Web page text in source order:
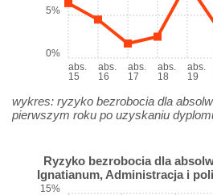
abs.
15
abs.
16
abs.
17
abs.
18
abs.
19
0%
5%
wykres: ryzyko bezrobocia dla
pierwszym roku po uzyskaniu
Ryzyko bezrobocia dla
Ignatianum, Administracja i
15%